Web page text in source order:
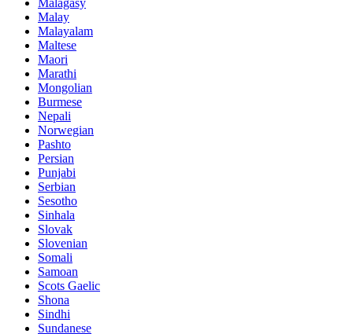
Malagasy
Malay
Malayalam
Maltese
Maori
Marathi
Mongolian
Burmese
Nepali
Norwegian
Pashto
Persian
Punjabi
Serbian
Sesotho
Sinhala
Slovak
Slovenian
Somali
Samoan
Scots Gaelic
Shona
Sindhi
Sundanese